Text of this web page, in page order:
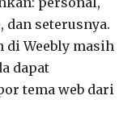
seterusnya.
di Weebly masih
dapat
tema web dari